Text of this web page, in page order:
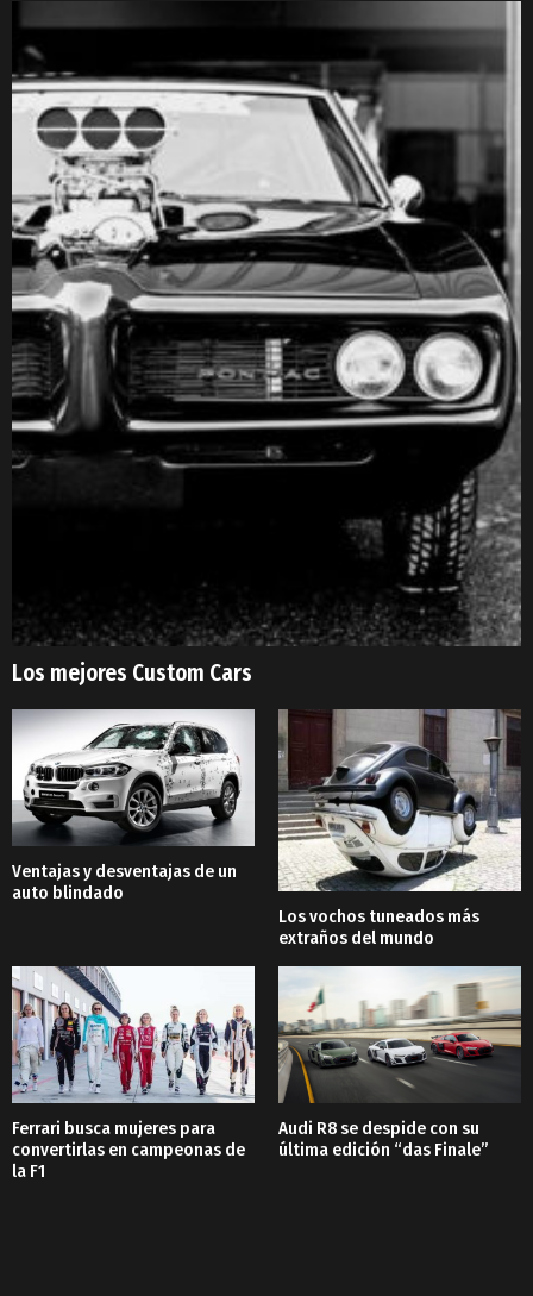
Los mejores Custom Cars
Ventajas y desventajas de un
auto blindado
Los vochos tuneados más
extraños del mundo
Ferrari busca mujeres para
convertirlas en campeonas de
la F1
Audi R8 se despide con su
última edición “das Finale”